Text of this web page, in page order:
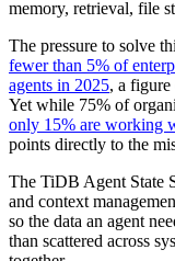
SINGAPORE,June
open-source distributed
TiDB Agent State
unified data foundation
persistent state, and
As organizations move
new challenge is
maintain state, and
tools, and teams.
environments, scaling
requires stitching
memory, retrieval, file